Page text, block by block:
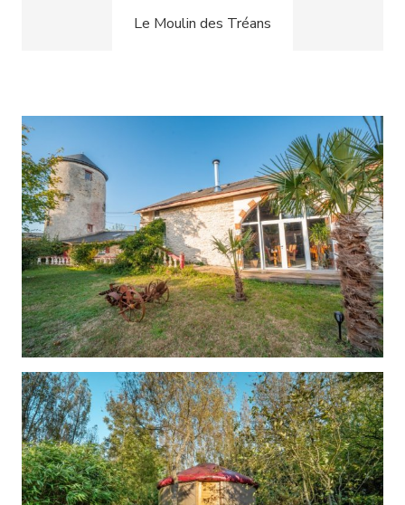
Le Moulin des Tréans